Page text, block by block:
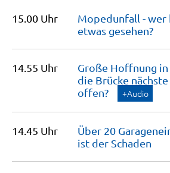
15.00 Uhr
Mopedunfall - wer
etwas gesehen?
14.55 Uhr
Große Hoffnung in
die Brücke
offen?
+Audio
14.45 Uhr
Über 20
ist der Schaden